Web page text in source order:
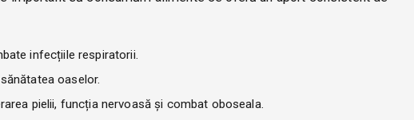
infecțiile respiratorii.
oaselor.
pielii, funcția nervoasă și combat oboseala.